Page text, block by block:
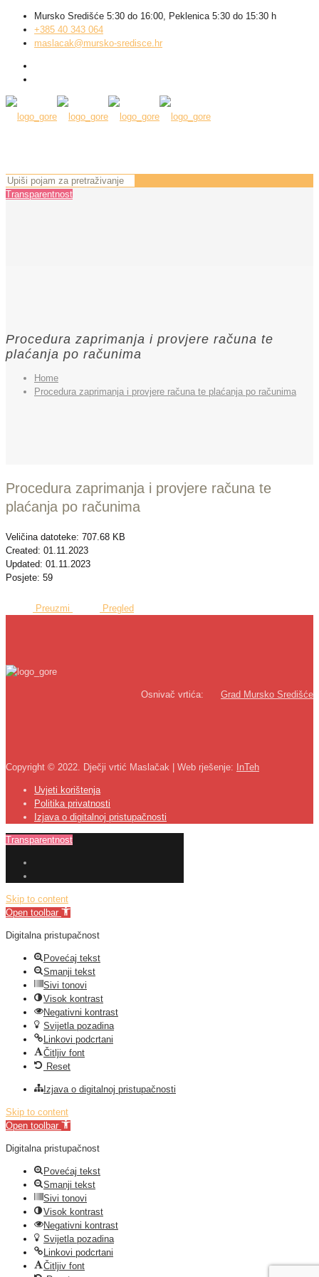
Mursko Središće 5:30 do 16:00, Peklenica 5:30 do 15:30 h
+385 40 343 064
maslacak@mursko-sredisce.hr
Transparentnost
Procedura zaprimanja i provjere računa te
plaćanja po računima
Home
Procedura zaprimanja i provjere računa te plaćanja po računima
Procedura zaprimanja i provjere računa te
plaćanja po računima
Veličina datoteke: 707.68 KB
Created: 01.11.2023
Updated: 01.11.2023
Posjete: 59
Preuzmi Pregled
Osnivač vrtića: Grad Mursko Središće
Copyright © 2022. Dječji vrtić Maslačak | Web rješenje: InTeh
Uvjeti korištenja
Politika privatnosti
Izjava o digitalnoj pristupačnosti
Transparentnost
Skip to content
Open toolbar
Digitalna pristupačnost
Povećaj tekst
Smanji tekst
Sivi tonovi
Visok kontrast
Negativni kontrast
Svijetla pozadina
Linkovi podcrtani
Čitljiv font
Reset
Izjava o digitalnoj pristupačnosti
Skip to content
Open toolbar
Digitalna pristupačnost
Povećaj tekst
Smanji tekst
Sivi tonovi
Visok kontrast
Negativni kontrast
Svijetla pozadina
Linkovi podcrtani
Čitljiv font